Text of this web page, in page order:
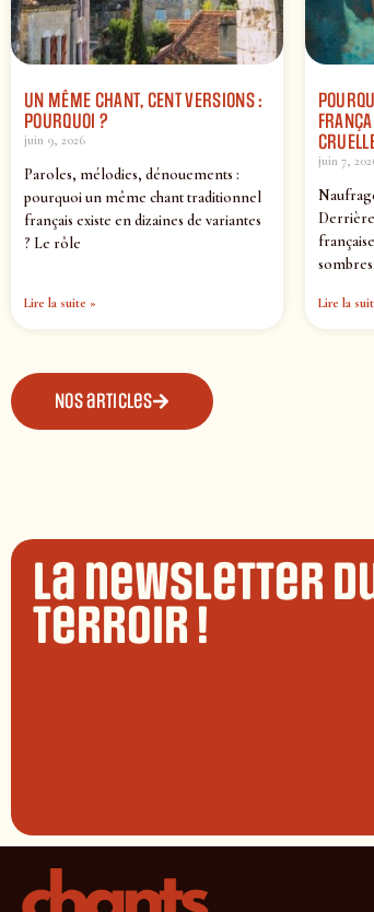
UN MÊME CHANT, CENT VERSIONS :
POURQUOI ?
juin 9, 2026
Paroles, mélodies, dénouements :
pourquoi un même chant traditionnel
français existe en dizaines de variantes
? Le rôle
Lire la suite »
juin 7,
Lire la
Nos articles
La newsletter
terroir !